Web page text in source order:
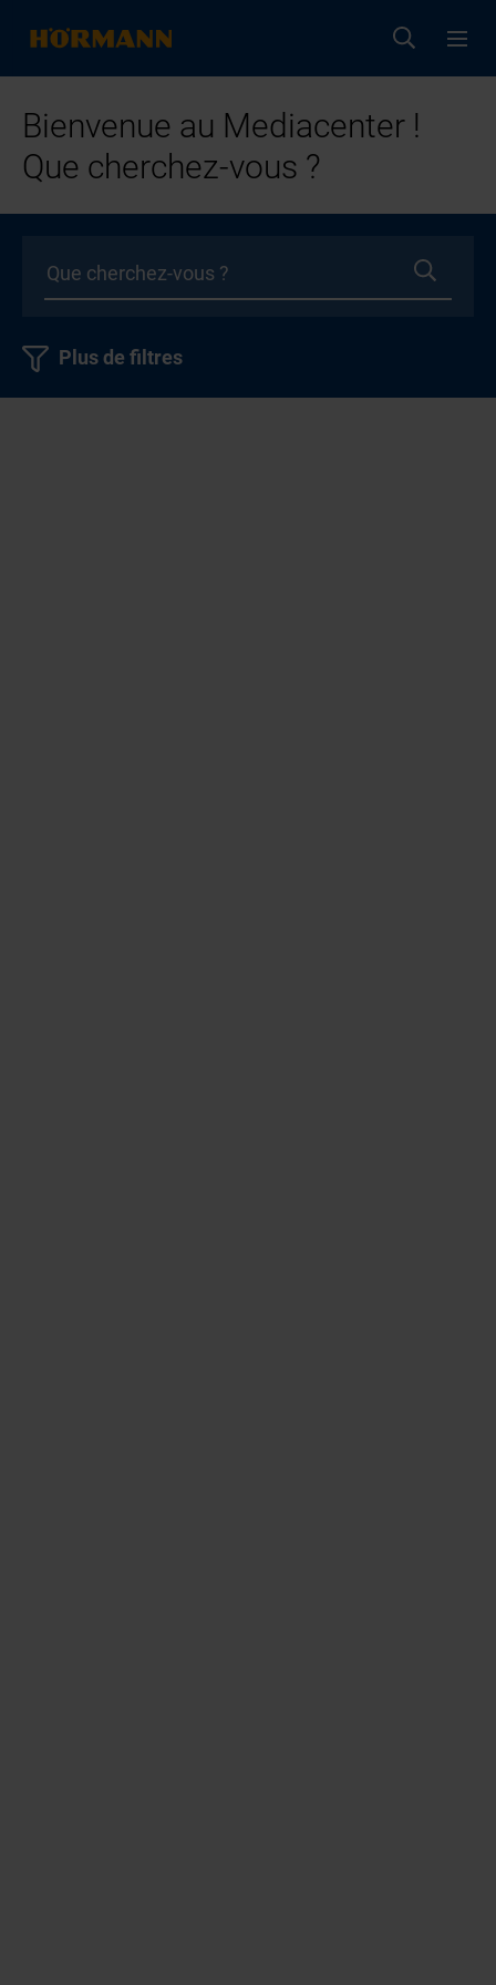
Bienvenue au Mediacenter !
Que cherchez-vous ?
Plus de filtres